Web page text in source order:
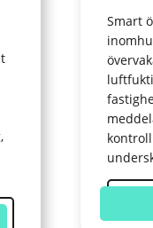
Smart